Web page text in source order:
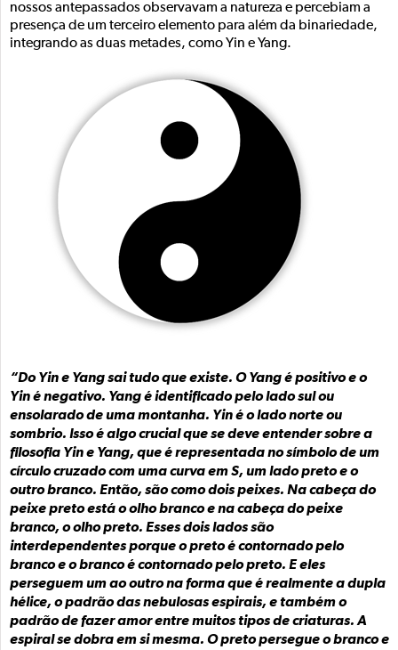
nossos antepassados observavam a natureza e percebiam a
presença de um terceiro elemento para além da binariedade,
integrando as duas metades, como Yin e Yang.
“Do Yin e Yang sai tudo que existe. O Yang é positivo e o
Yin é negativo. Yang é identificado pelo lado sul ou
ensolarado de uma montanha. Yin é o lado norte ou
sombrio. Isso é algo crucial que se deve entender sobre a
filosofia Yin e Yang, que é representada no símbolo de um
círculo cruzado com uma curva em S, um lado preto e o
outro branco. Então, são como dois peixes. Na cabeça do
peixe preto está o olho branco e na cabeça do peixe
branco, o olho preto. Esses dois lados são
interdependentes porque o preto é contornado pelo
branco e o branco é contornado pelo preto. E eles
perseguem um ao outro na forma que é realmente a dupla
hélice, o padrão das nebulosas espirais, e também o
padrão de fazer amor entre muitos tipos de criaturas. A
espiral se dobra em si mesma. O preto persegue o branco e